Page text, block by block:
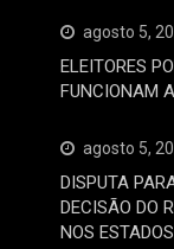
agosto 5,
ELEITORES
FUNCIONAM
agosto 5,
DISPUTA
DECISÃO DO
NOS